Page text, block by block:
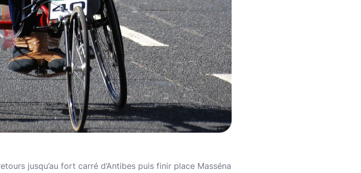
jusqu’au fort carré d’Antibes puis finir place Masséna